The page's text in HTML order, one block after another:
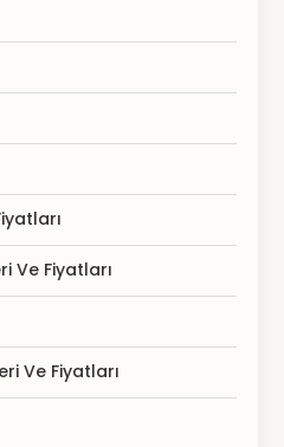
Ve Fiyatları
Ve Fiyatları